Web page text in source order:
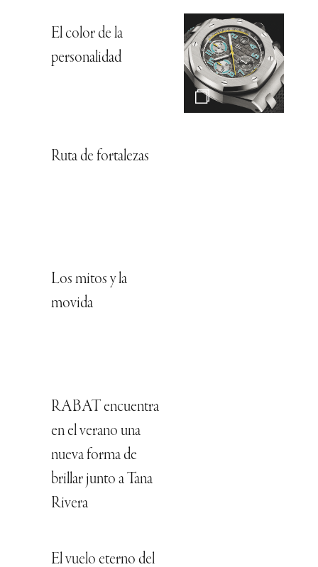
El color de la
personalidad
Ruta de fortalezas
Los mitos y la
movida
RABAT encuentra
en el verano una
nueva forma de
brillar junto a Tana
Rivera
El vuelo eterno del